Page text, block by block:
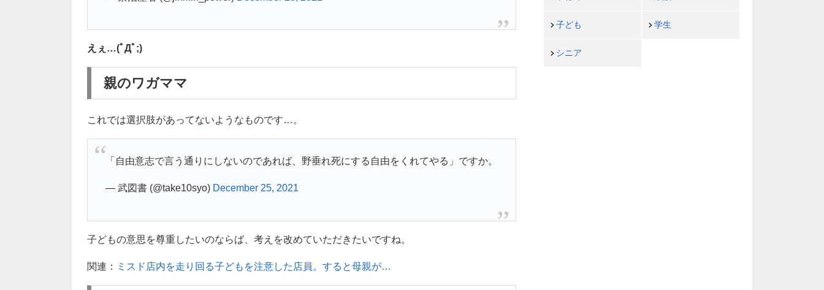
えぇ…(ﾟДﾟ;)
親のワガママ
これでは選択肢があってないようなものです…。
「自由意志で言う通りにしないのであれば、野垂れ死にする自由をくれてやる」ですか。
— 武図書 (@take10syo) December 25, 2021
子どもの意思を尊重したいのならば、考えを改めていただきたいですね。
関連： ミスド店内を走り回る子どもを注意した店員。すると母親が…
子ども 学生
シニア